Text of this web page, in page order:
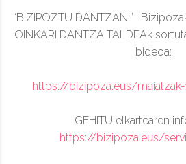
“BIZIPOZTU DANTZAN!” :
OINKARI DANTZA TALDEAk
bideoa:
https://bizipoza.eus/
GEHITU elkartearen
https://bizipoza.eus/